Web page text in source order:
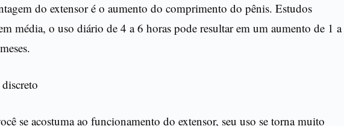
do extensor é o aumento do comprimento do pênis. Estudos
média, o uso diário de 4 a 6 horas pode resultar em um aumento de 1 a
se acostuma ao funcionamento do extensor, seu uso se torna muito